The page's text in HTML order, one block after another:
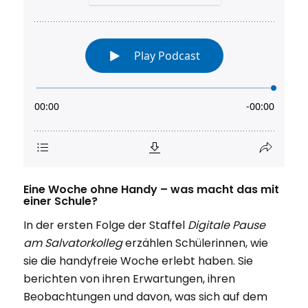
Eine Woche ohne Handy – was macht das mit
einer Schule?
In der ersten Folge der Staffel Digitale Pause
am Salvatorkollegerzählen Schülerinnen, wie
sie die handyfreie Woche erlebt haben. Sie
berichten von ihren Erwartungen, ihren
Beobachtungen und davon, was sich auf dem